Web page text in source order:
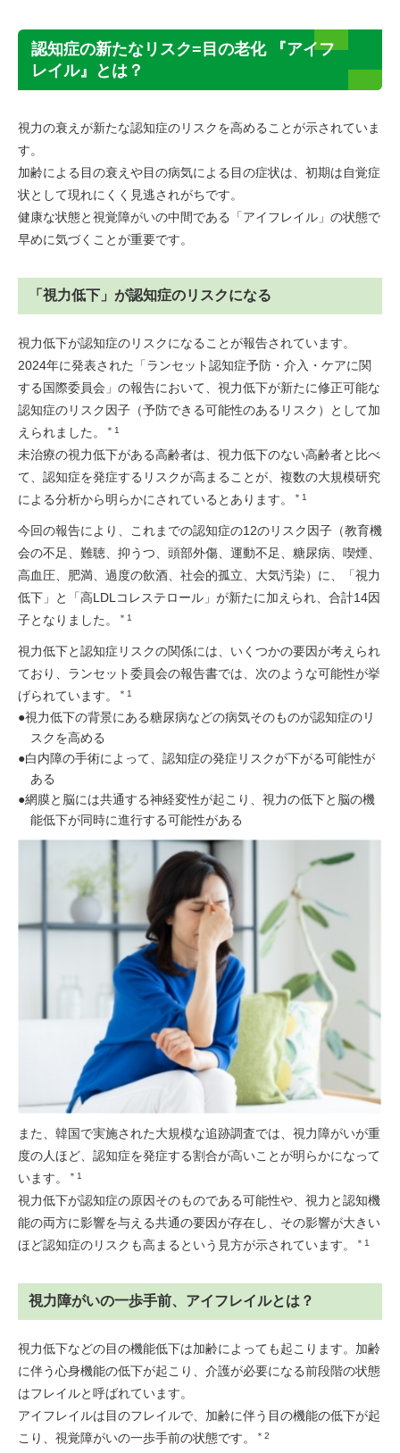
認知症の新たなリスク=目の老化 『アイフ
レイル』とは？
視力の衰えが新たな認知症のリスクを高めることが示されていま
す。
加齢による目の衰えや目の病気による目の症状は、初期は自覚症
状として現れにくく見逃されがちです。
健康な状態と視覚障がいの中間である「アイフレイル」の状態で
早めに気づくことが重要です。
「視力低下」が認知症のリスクになる
視力低下が認知症のリスクになることが報告されています。
2024年に発表された「ランセット認知症予防・介入・ケアに関
する国際委員会」の報告において、視力低下が新たに修正可能な
認知症のリスク因子（予防できる可能性のあるリスク）として加
えられました。
＊1
未治療の視力低下がある高齢者は、視力低下のない高齢者と比べ
て、認知症を発症するリスクが高まることが、複数の大規模研究
による分析から明らかにされているとあります。
＊1
今回の報告により、これまでの認知症の12のリスク因子（教育機
会の不足、難聴、抑うつ、頭部外傷、運動不足、糖尿病、喫煙、
高血圧、肥満、過度の飲酒、社会的孤立、大気汚染）に、「視力
低下」と「高LDLコレステロール」が新たに加えられ、合計14因
子となりました。
＊1
視力低下と認知症リスクの関係には、いくつかの要因が考えられ
ており、ランセット委員会の報告書では、次のような可能性が挙
げられています。
＊1
●視力低下の背景にある糖尿病などの病気そのものが認知症のリ
スクを高める
●白内障の手術によって、認知症の発症リスクが下がる可能性が
ある
●網膜と脳には共通する神経変性が起こり、視力の低下と脳の機
能低下が同時に進行する可能性がある
また、韓国で実施された大規模な追跡調査では、視力障がいが重
度の人ほど、認知症を発症する割合が高いことが明らかになって
います。
＊1
視力低下が認知症の原因そのものである可能性や、視力と認知機
能の両方に影響を与える共通の要因が存在し、その影響が大きい
ほど認知症のリスクも高まるという見方が示されています。
＊1
視力障がいの一歩手前、アイフレイルとは？
視力低下などの目の機能低下は加齢によっても起こります。加齢
に伴う心身機能の低下が起こり、介護が必要になる前段階の状態
はフレイルと呼ばれています。
アイフレイルは目のフレイルで、加齢に伴う目の機能の低下が起
こり、視覚障がいの一歩手前の状態です。
＊2